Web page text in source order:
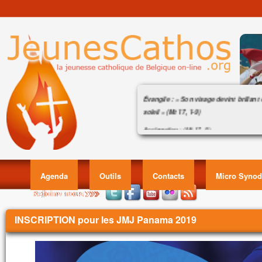
Évangile : « Son visage devint brillant
soleil » (Mt 17, 1-9)
Acclamation : (Mt 17, 5)
en qui je trouve ma joie :
écoutez-le !
Alléluia.
Évangile de Jésus Christ selon saint
Jésus prit avec lui Pierre, Jacques et
et il les emmena à l’écart, sur une haute
Évangile : « Son visage devint brillant
Agenda Outils Contacts Micro
Vous êtes ici
INSCRIPTION pour les JMJ Panama 2019